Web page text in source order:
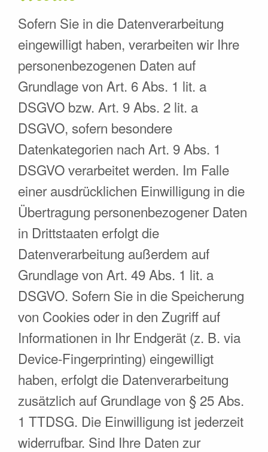
Sofern Sie in die Datenverarbeitung
eingewilligt haben, verarbeiten wir Ihre
personenbezogenen Daten auf
Grundlage von Art. 6 Abs. 1 lit. a
DSGVO bzw. Art. 9 Abs. 2 lit. a
DSGVO, sofern besondere
Datenkategorien nach Art. 9 Abs. 1
DSGVO verarbeitet werden. Im Falle
einer ausdrücklichen Einwilligung in die
Übertragung personenbezogener Daten
in Drittstaaten erfolgt die
Datenverarbeitung außerdem auf
Grundlage von Art. 49 Abs. 1 lit. a
DSGVO. Sofern Sie in die Speicherung
von Cookies oder in den Zugriff auf
Informationen in Ihr Endgerät (z. B. via
Device-Fingerprinting) eingewilligt
haben, erfolgt die Datenverarbeitung
zusätzlich auf Grundlage von § 25 Abs.
1 TTDSG. Die Einwilligung ist jederzeit
widerrufbar. Sind Ihre Daten zur